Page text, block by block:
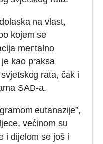
na vlast,
kojem se
mentalno
kao praksa
rata, čak i
SAD-a.
eutanazije”,
većinom su
i dijelom se još i